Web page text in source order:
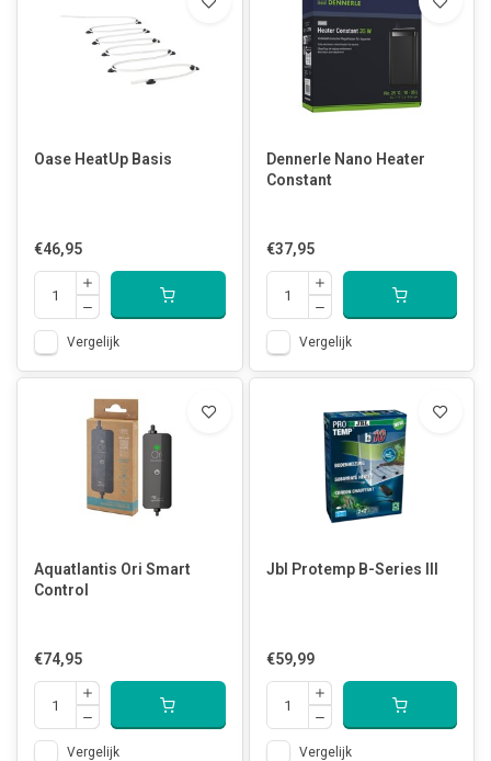
Oase HeatUp Basis
€46,95
Vergelijk
Dennerle Nano Heater
Constant
€37,95
Vergelijk
Aquatlantis Ori Smart
Control
€74,95
Vergelijk
Jbl Protemp B-Series III
€59,99
Vergelijk